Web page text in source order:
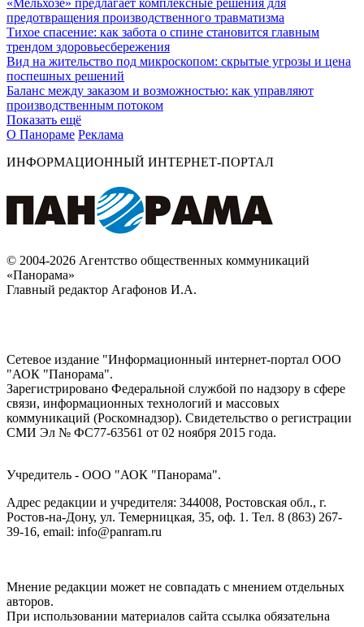
предотвращения производственного травматизма
Тихое спасение: как забота о спине становится главным
трендом здоровьесбережения
Вид на жительство под микроскопом: скрытые угрозы и цена
поспешных решений
Баланс между заказом и возможностью: как управляют
производственным потоком
Показать ещё
О Панораме Реклама
ИНФОРМАЦИОННЫЙ ИНТЕРНЕТ-ПОРТАЛ
© 2004-2026 Агентство общественных коммуникаций
«Панорама»
Главный редактор Агафонов И.А.
Сетевое издание "Информационный интернет-портал ООО
"АОК "Панорама".
Зарегистрировано Федеральной службой по надзору в сфере
связи, информационных технологий и массовых
коммуникаций (Роскомнадзор). Cвидетельство о регистрации
СМИ Эл № ФС77-63561 от 02 ноября 2015 года.
Учредитель - ООО "АОК "Панорама".
Адрес редакции и учредителя: 344008, Ростовская обл., г.
Ростов-на-Дону, ул. Темерницкая, 35, оф. 1. Тел. 8 (863) 267-
39-16, email: info@panram.ru
Мнение редакции может не совпадать с мнением отдельных
авторов.
При использовании материалов сайта ссылка обязательна